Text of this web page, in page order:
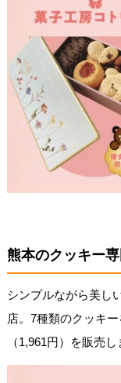
熊本のクッキー
シンプルながら美し
店。7種類のクッキ
（1,961円）を販売し